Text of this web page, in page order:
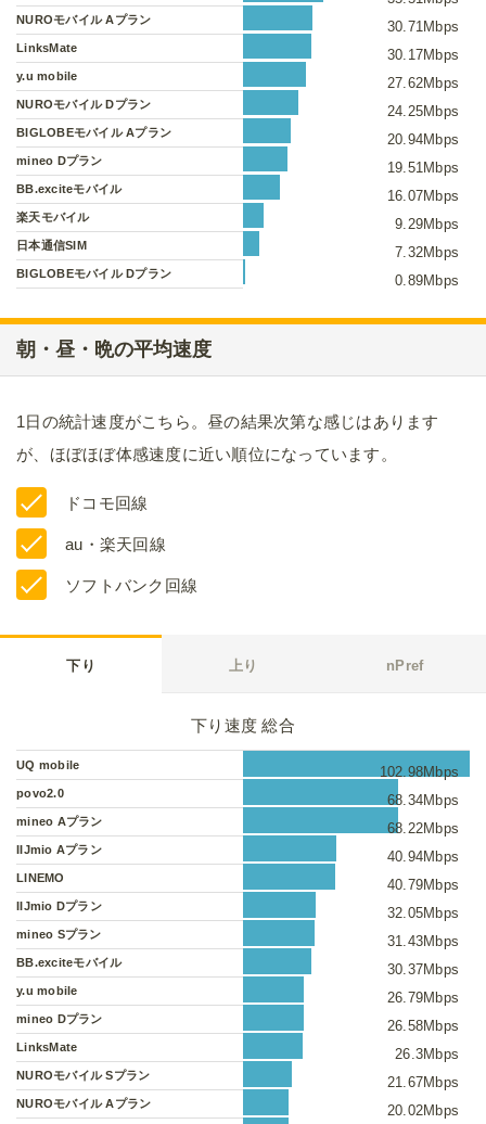
NUROモバイル Aプラン 30.71Mbps
LinksMate 30.17Mbps
y.u mobile 27.62Mbps
NUROモバイル Dプラン 24.25Mbps
BIGLOBEモバイル Aプラン 20.94Mbps
mineo Dプラン 19.51Mbps
BB.exciteモバイル 16.07Mbps
楽天モバイル 9.29Mbps
日本通信SIM 7.32Mbps
BIGLOBEモバイル Dプラン 0.89Mbps
朝・昼・晩の平均速度
1日の統計速度がこちら。昼の結果次第な感じはあります
が、ほぼほぼ体感速度に近い順位になっています。
ドコモ回線
au・楽天回線
ソフトバンク回線
下り 上り nPref
下り速度 総合
UQ mobile 102.98Mbps
povo2.0 68.34Mbps
mineo Aプラン 68.22Mbps
IIJmio Aプラン 40.94Mbps
LINEMO 40.79Mbps
IIJmio Dプラン 32.05Mbps
mineo Sプラン 31.43Mbps
BB.exciteモバイル 30.37Mbps
y.u mobile 26.79Mbps
mineo Dプラン 26.58Mbps
LinksMate 26.3Mbps
NUROモバイル Sプラン 21.67Mbps
NUROモバイル Aプラン 20.02Mbps